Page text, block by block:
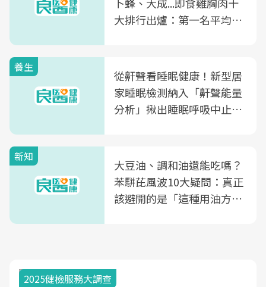
大排行出爐：第一名平均一
養生
從鼾聲看睡眠健康！新型居
家睡眠檢測納入「鼾聲能量
分析」揪出睡眠呼吸中止症
新知
大豆油、調和油還能吃嗎？
苯駢芘風波10大疑問：真正
該避開的是「這種用油方
2025健檢服務大調查